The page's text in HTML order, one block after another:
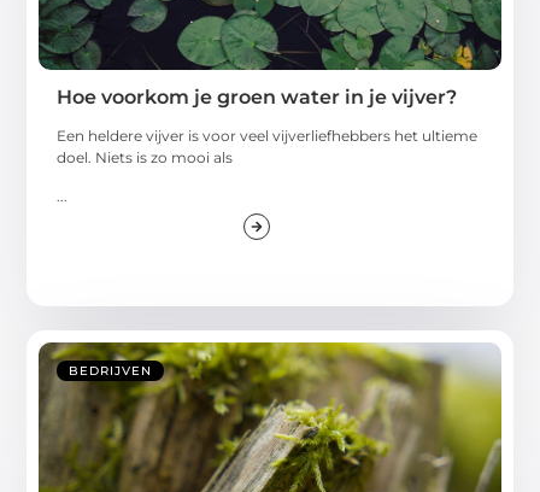
Hoe voorkom je groen water in je vijver?
Een heldere vijver is voor veel vijverliefhebbers het ultieme
doel. Niets is zo mooi als
...
BEDRIJVEN